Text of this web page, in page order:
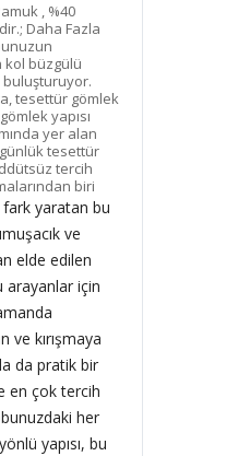
, %40
Daha Fazla
kol büzgülü
buluşturuyor.
tesettür gömlek
yapısı
yer alan
tesettür
tercih
biri
yaratan bu
ve
elde edilen
arayanlar için
kırışmaya
da pratik bir
en çok tercih
her
yapısı, bu